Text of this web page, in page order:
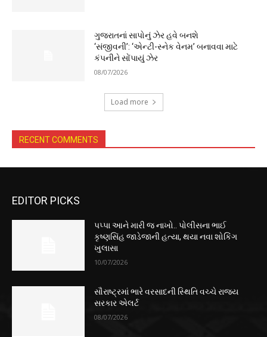
ગુજરાતનાં સાપોનું ઝેર હવે બનશે
‘સંજીવની’: ‘એન્ટી-સ્નેક વેનમ’ બનાવવા માટે
કંપનીને સોંપાયું ઝેર
08/07/2026
Load more
RECENT COMMENTS
EDITOR PICKS
પપ્પા આને મારી જ નાખો.. પોલીસના ભાઈ
કૃષ્ણસિંહ જાડેજાની હત્યા, થયા નવા શોકિંગ
ખુલાસા
10/07/2026
સૌરાષ્ટ્રમાં ભારે વરસાદની સ્થિતિ વચ્ચે રાજ્ય
સરકાર એલર્ટ
08/07/2026